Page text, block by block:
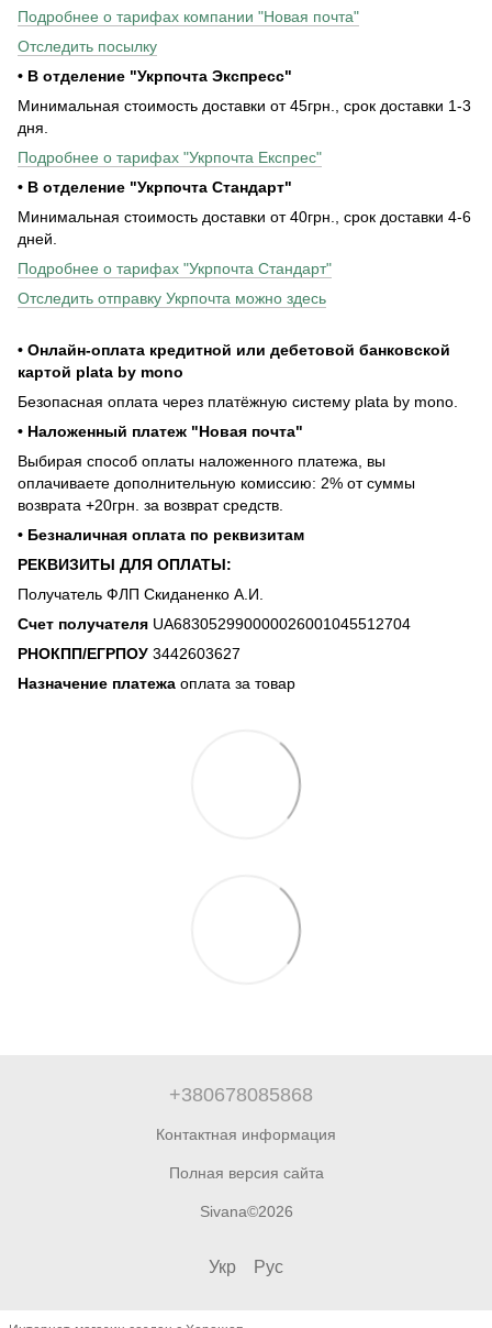
Подробнее о тарифах компании "Новая почта"
Отследить посылку
• В отделение "Укрпочта Экспресс"
Минимальная стоимость доставки от 45грн., срок доставки 1-3
дня.
Подробнее о тарифах "Укрпочта Експрес"
• В отделение "Укрпочта Стандарт"
Минимальная стоимость доставки от 40грн., срок доставки 4-6
дней.
Подробнее о тарифах "Укрпочта Стандарт"
Отследить отправку Укрпочта можно здесь
• Онлайн-оплата кредитной или дебетовой банковской
картой plata by mono
Безопасная оплата через платёжную систему plata by mono.
• Наложенный платеж "Новая почта"
Выбирая способ оплаты наложенного платежа, вы
оплачиваете дополнительную комиссию: 2% от суммы
возврата +20грн. за возврат средств.
• Безналичная оплата по реквизитам
РЕКВИЗИТЫ ДЛЯ ОПЛАТЫ:
Получатель ФЛП Скиданенко А.И.
Счет получателя UA683052990000026001045512704
РНОКПП/ЕГРПОУ 3442603627
Назначение платежа оплата за товар
+380678085868
Контактная информация
Полная версия сайта
Sivana©2026
Укр Рус